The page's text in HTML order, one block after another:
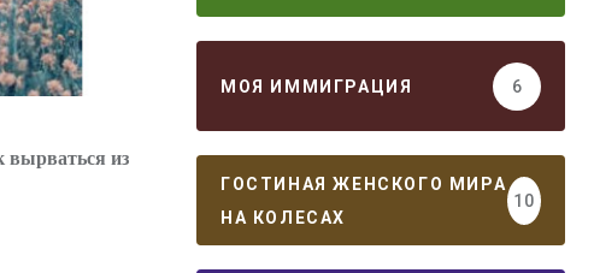
вырваться из
МОЯ ИММИГРАЦИЯ 6
ГОСТИНАЯ ЖЕНСКОГО МИРА
НА КОЛЕСАХ
10